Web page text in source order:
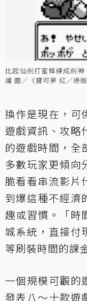
比起仙劍打蜜蜂練成劍
讓 圖／《寶可夢 紅／綠版
換作是現在，可
遊戲資訊、攻略
的遊戲時間，全
多數玩家更傾向
脆看看串流影片
到爆這種不經濟
趣或習慣。「時
城系統，直接付
等刷裝時間的課
一個規模可觀的
發表八～十款遊